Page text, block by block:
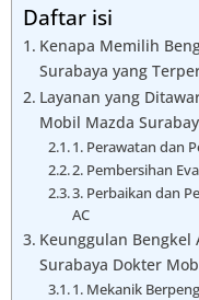
Daftar isi
Kenapa Memilih
Surabaya yang
Layanan yang
Mobil Mazda
1. Perawatan dan
2. Pembersihan
3. Perbaikan dan
AC
Keunggulan Bengkel
Surabaya Dokter
1. Mekanik